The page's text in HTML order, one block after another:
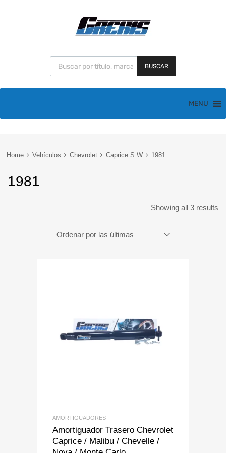
BUSCAR
MENU
Home Vehículos Chevrolet Caprice S.W 1981
1981
Showing all 3 results
Add to Wishlist
Add to Compare
AMORTIGUADORES
Amortiguador Trasero Chevrolet
Caprice / Malibu / Chevelle /